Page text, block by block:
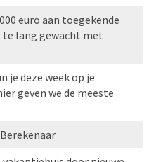
euro aan toegekende
te lang gewacht met
je deze week op je
geven we de meeste